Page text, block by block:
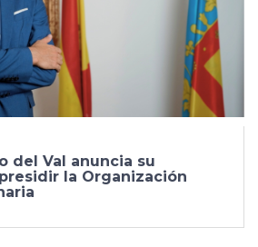
del Val anuncia su
la Organización